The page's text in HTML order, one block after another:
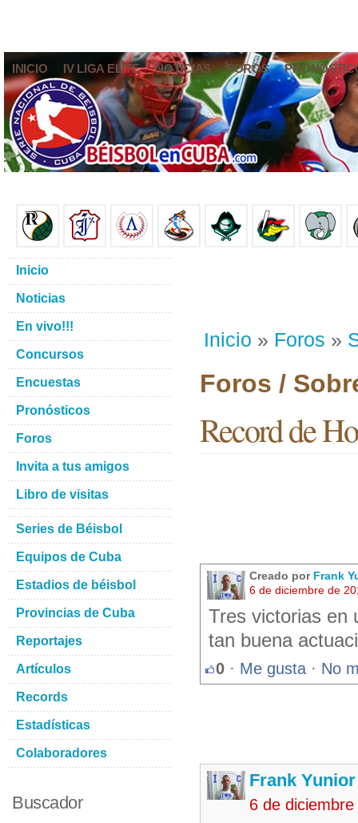
INICIO IV LIGA ELITE NOTICIAS FOROS
Inicio » Foros »
Foros /
Record de
Creado por Frank
6 de diciembre de
Tres victorias en
tan buena
0 · Me gusta · No
Frank
6 de
Inicio
Noticias
En vivo!!!
Concursos
Encuestas
Pronósticos
Foros
Invita a tus amigos
Libro de visitas
Series de Béisbol
Equipos de Cuba
Estadios de béisbol
Provincias de Cuba
Reportajes
Artículos
Records
Estadísticas
Colaboradores
Buscador